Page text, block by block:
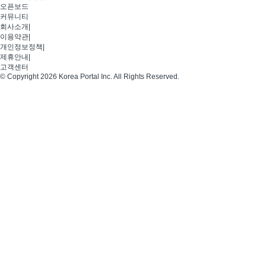
오픈보드
커뮤니티
회사소개
이용약관
개인정보정책
제휴안내
고객센터
© Copyright 2026 Korea Portal Inc. All Rights Reserved.